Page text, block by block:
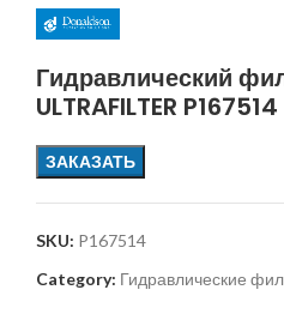
Гидравлический
ULTRAFILTER P167514
ЗАКАЗАТЬ
SKU: P167514
Category: Гидравлические